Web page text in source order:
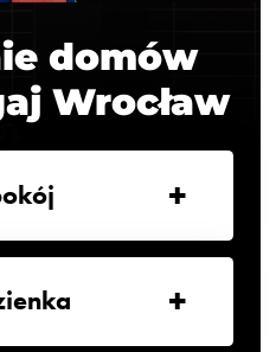
domów
Wrocław
+
+